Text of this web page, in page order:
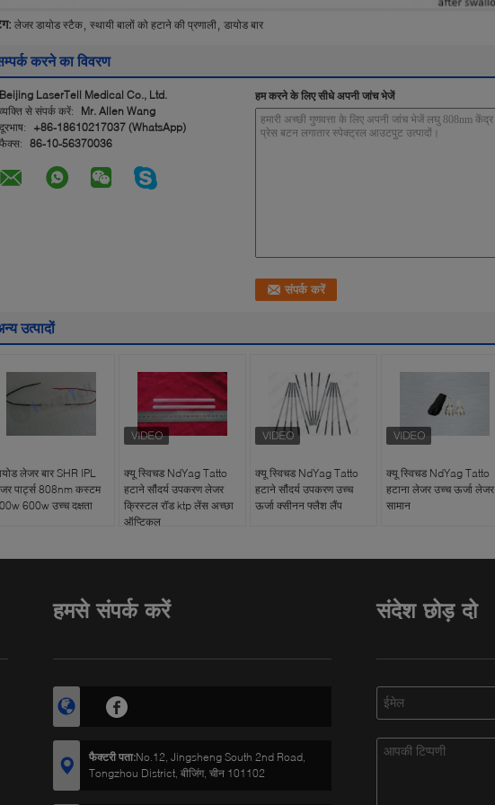
लेजर डायोड स्टैक स्थायी बालों को हटाने की प्रणाली डायोड बार
करने का विवरण
Beijing LaserTell Medical Co., Ltd.
व्यक्ति से संपर्क करें:
Mr. Allen Wang
दूरभाष:
+86-18610217037 (WhatsApp)
फैक्स: 86-10-56370036
हम करने के लिए सीधे अपनी जांच भेजें
उत्पादों
लेजर बार SHR IPL
पार्ट्स 808nm कस्टम
600w उच्च दक्षता
क्यू स्विचड NdYag Tatto
हटाने सौंदर्य उपकरण लेजर
क्रिस्टल रॉड ktp लेंस अच्छा
ऑप्टिकल
क्यू स्विचड NdYag Tatto
हटाने सौंदर्य उपकरण उच्च
ऊर्जा क्सीनन फ्लैश लैंप
क्यू स्विचड NdYag Tatto
हटाना लेजर उच्च ऊर्जा लेजर
सामान
हमसे संपर्क करें
फैक्टरी पता:No.12, Jingsheng South 2nd Road,
Tongzhou District, बीजिंग, चीन 101102
संदेश छोड़ दो